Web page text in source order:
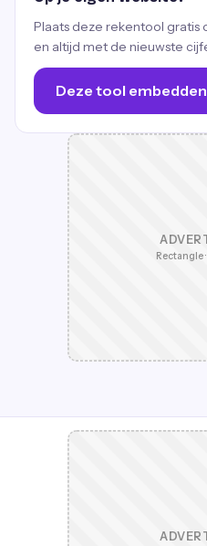
Plaats deze rekentool gratis
en altijd met de nieuwste
Deze tool
Rectangle